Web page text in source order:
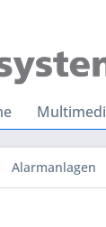
Alarmanlagen